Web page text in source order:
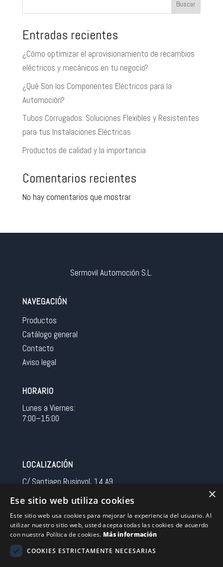
Buscar
Entradas recientes
¿Cómo optimizar el aprovisionamiento de recambios
eléctricos y mecánicos en tu negocio?
¿Qué Son los Componentes Eléctricos para la
Automoción?
Tubos Corrugados: Soluciones Flexibles y Resistentes
para tus Instalaciones Eléctricas
Productos de calidad y la importancia
Comentarios recientes
No hay comentarios que mostrar.
Sermovil Automoción S.L.
NAVEGACIÓN
Productos
Catálogo general
Contacto
Aviso legal
HORARIO
Lunes a Viernes:
7:00–15:00
LOCALIZACIÓN
C/ Santiago Rusinyol, 14 A9
Spain
CONTACTO
Tel 0034 93 713 37 30
sermovil@sertronic.es
×
Ese sitio web utiliza cookies
Este sitio web usa cookies para mejorar la experiencia del usuario. Al
utilizar nuestro sitio web, usted acepta todas las cookies de acuerdo
con nuestra Política de cookies. Más información
COOKIES ESTRICTAMENTE NECESARIAS